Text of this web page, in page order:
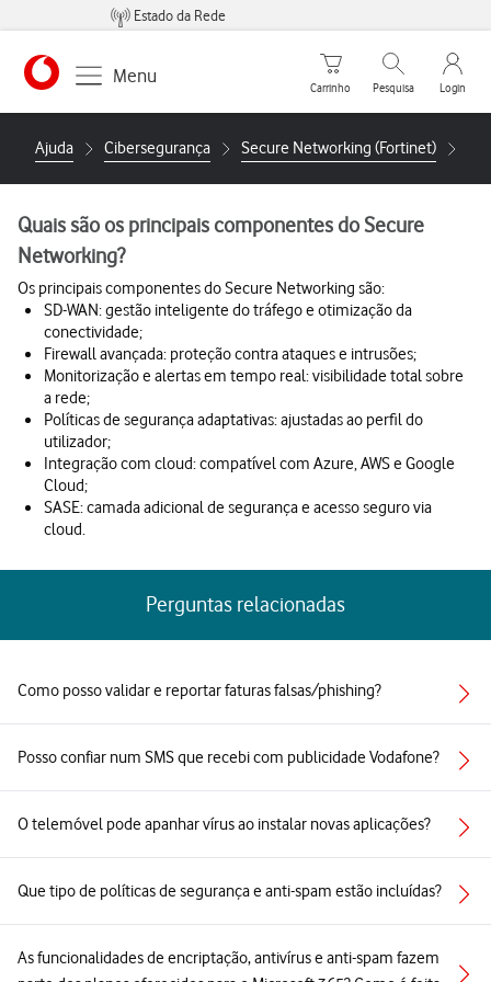
Estado da Rede
Menu
Carrinho de compras
Carrinho
Pesquisar
Pesquisa
My
Login
Ajuda Cibersegurança Secure Networking (Fortinet)
Quais são os principais componentes do Secure
Networking?
Os principais componentes do Secure Networking são:
SD-WAN: gestão inteligente do tráfego e otimização da
conectividade;
Firewall avançada: proteção contra ataques e intrusões;
Monitorização e alertas em tempo real: visibilidade total sobre
a rede;
Políticas de segurança adaptativas: ajustadas ao perfil do
utilizador;
Integração com cloud: compatível com Azure, AWS e Google
Cloud;
SASE: camada adicional de segurança e acesso seguro via
cloud.
Perguntas relacionadas
Como posso validar e reportar faturas falsas/phishing?
Posso confiar num SMS que recebi com publicidade Vodafone?
O telemóvel pode apanhar vírus ao instalar novas aplicações?
Que tipo de políticas de segurança e anti-spam estão incluídas?
As funcionalidades de encriptação, antivírus e anti-spam fazem